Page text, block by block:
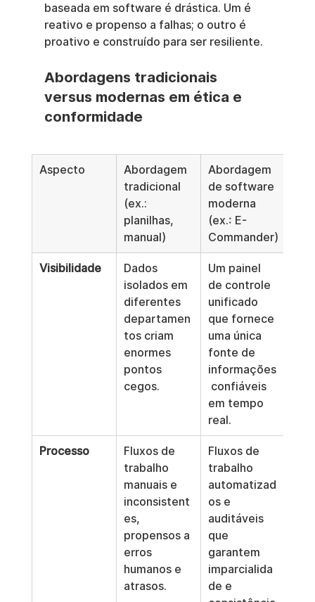
baseada em software é drástica. Um é
reativo e propenso a falhas; o outro é
proativo e construído para ser resiliente.
Abordagens tradicionais
versus modernas em ética e
conformidade
Aspecto
Abordagem
tradicional
(ex.:
planilhas,
manual)
Abordagem
de software
moderna
(ex.: E-
Commander)
Visibilidade
Dados
isolados em
diferentes
departamen
tos criam
enormes
pontos
cegos.
Um painel
de controle
unificado
que fornece
uma única
fonte de
informações
confiáveis
em tempo
real.
Processo
Fluxos de
trabalho
manuais e
inconsistent
es,
propensos a
erros
humanos e
atrasos.
Fluxos de
trabalho
automatizad
os e
auditáveis
que
garantem
imparcialida
de e